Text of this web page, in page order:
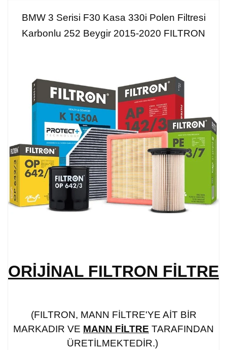
BMW 3 Serisi F30 Kasa 330i Polen Filtresi
Karbonlu 252 Beygir 2015-2020 FILTRON
ORİJİNAL FILTRON FİLTRE
(FILTRON, MANN FİLTRE'YE AİT BİR
MARKADIR VE MANN FİLTRE TARAFINDAN
ÜRETİLMEKTEDİR.)